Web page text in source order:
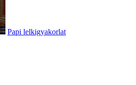
Papi lelkigyakorlat